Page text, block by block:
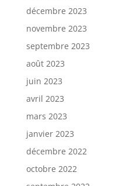
décembre 2023
novembre 2023
septembre 2023
août 2023
juin 2023
avril 2023
mars 2023
janvier 2023
décembre 2022
octobre 2022